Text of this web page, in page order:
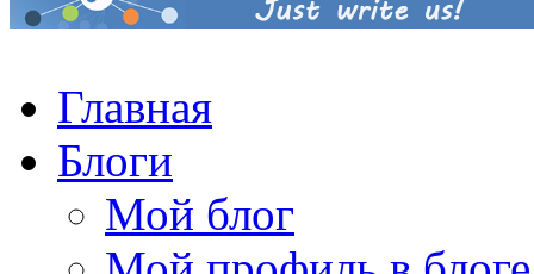
Главная
Блоги
Мой блог